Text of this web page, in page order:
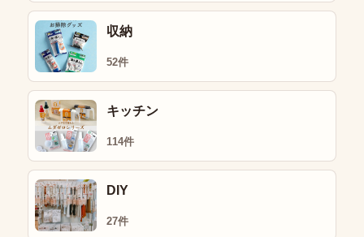
収納
52件
キッチン
114件
DIY
27件